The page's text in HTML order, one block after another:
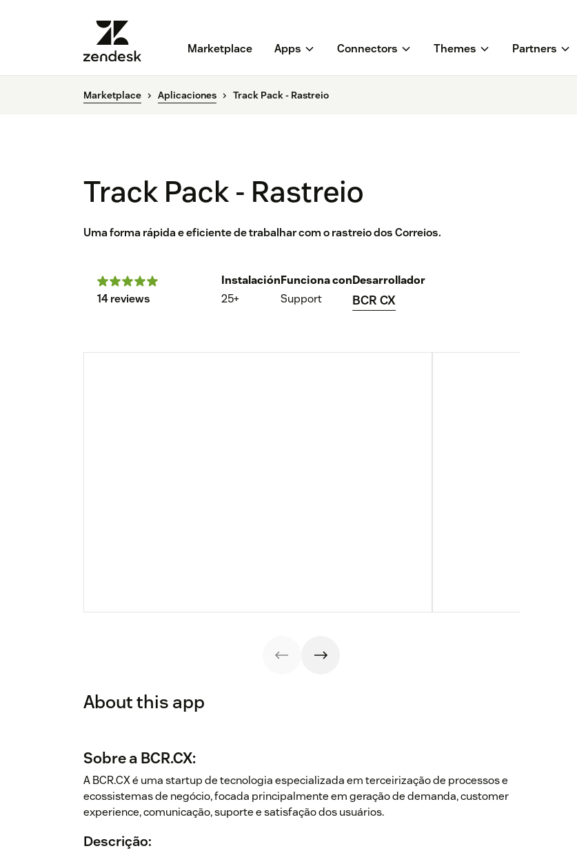
Marketplace Apps Connectors Themes Partners
Marketplace Aplicaciones Track Pack - Rastreio
Track Pack - Rastreio
Uma forma rápida e eficiente de trabalhar com o rastreio dos Correios.
14 reviews
Instalación
25+
Funciona con
Support
Desarrollador
BCR CX
About this app
Sobre a BCR.CX:
A BCR.CX é uma startup de tecnologia especializada em terceirização de processos e
ecossistemas de negócio, focada principalmente em geração de demanda, customer
experience, comunicação, suporte e satisfação dos usuários.
Descrição: